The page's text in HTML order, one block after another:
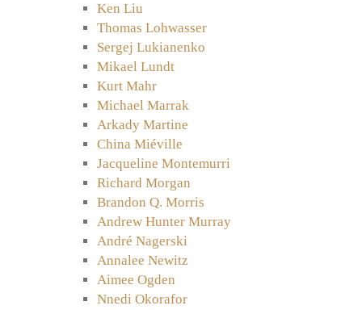
Ken Liu
Thomas Lohwasser
Sergej Lukianenko
Mikael Lundt
Kurt Mahr
Michael Marrak
Arkady Martine
China Miéville
Jacqueline Montemurri
Richard Morgan
Brandon Q. Morris
Andrew Hunter Murray
André Nagerski
Annalee Newitz
Aimee Ogden
Nnedi Okorafor